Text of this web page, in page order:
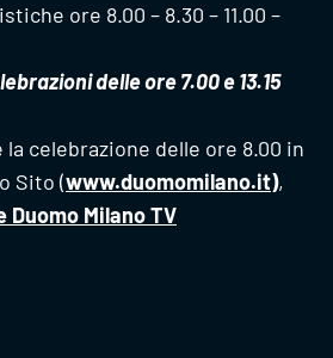
ore 8.00 – 8.30 – 11.00 –
delle ore 7.00 e 13.15
celebrazione delle ore 8.00 in
Sito (www.duomomilano.it),
Duomo Milano TV